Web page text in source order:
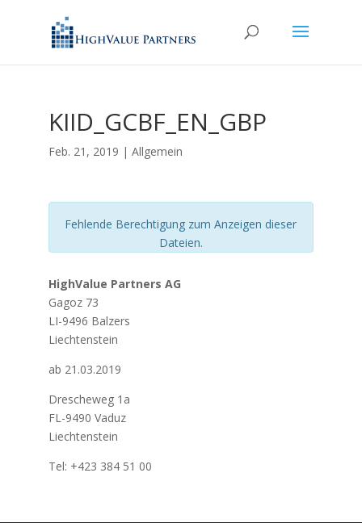
KIID_GCBF_EN_GBP
Feb. 21, 2019 | Allgemein
Fehlende Berechtigung zum Anzeigen dieser
Dateien.
HighValue Partners AG
Gagoz 73
LI-9496 Balzers
Liechtenstein
ab 21.03.2019
Drescheweg 1a
FL-9490 Vaduz
Liechtenstein
Tel: +423 384 51 00